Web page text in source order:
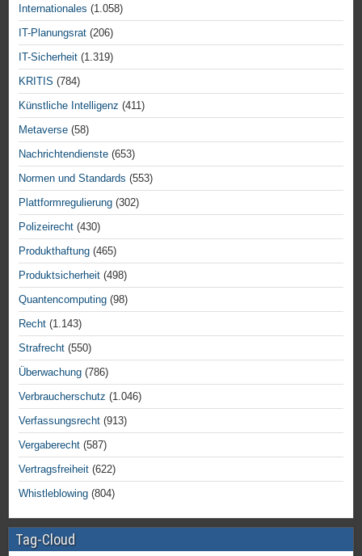
Internationales (1.058)
IT-Planungsrat (206)
IT-Sicherheit (1.319)
KRITIS (784)
Künstliche Intelligenz (411)
Metaverse (58)
Nachrichtendienste (653)
Normen und Standards (553)
Plattformregulierung (302)
Polizeirecht (430)
Produkthaftung (465)
Produktsicherheit (498)
Quantencomputing (98)
Recht (1.143)
Strafrecht (550)
Überwachung (786)
Verbraucherschutz (1.046)
Verfassungsrecht (913)
Vergaberecht (587)
Vertragsfreiheit (622)
Whistleblowing (804)
Tag-Cloud